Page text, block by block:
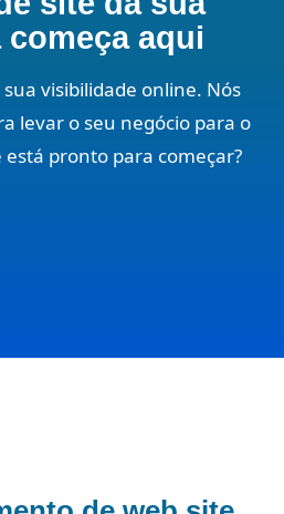
começa aqui
visibilidade online. Nós
levar o seu negócio para o
pronto para começar?